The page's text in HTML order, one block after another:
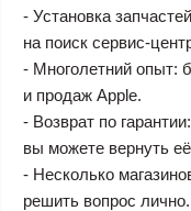
- Установка
на поиск сервис-
- Многолетний опыт:
и продаж Apple.
- Возврат по
вы можете вернуть
- Несколько
решить вопрос лично.